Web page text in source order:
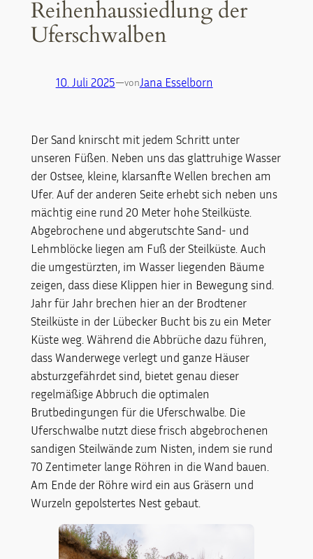
Reihenhaussiedlung der
Uferschwalben
10. Juli 2025—vonJana Esselborn
Der Sand knirscht mit jedem Schritt unter
unseren Füßen. Neben uns das glattruhige Wasser
der Ostsee, kleine, klarsanfte Wellen brechen am
Ufer. Auf der anderen Seite erhebt sich neben uns
mächtig eine rund 20 Meter hohe Steilküste.
Abgebrochene und abgerutschte Sand- und
Lehmblöcke liegen am Fuß der Steilküste. Auch
die umgestürzten, im Wasser liegenden Bäume
zeigen, dass diese Klippen hier in Bewegung sind.
Jahr für Jahr brechen hier an der Brodtener
Steilküste in der Lübecker Bucht bis zu ein Meter
Küste weg. Während die Abbrüche dazu führen,
dass Wanderwege verlegt und ganze Häuser
absturzgefährdet sind, bietet genau dieser
regelmäßige Abbruch die optimalen
Brutbedingungen für die Uferschwalbe. Die
Uferschwalbe nutzt diese frisch abgebrochenen
sandigen Steilwände zum Nisten, indem sie rund
70 Zentimeter lange Röhren in die Wand bauen.
Am Ende der Röhre wird ein aus Gräsern und
Wurzeln gepolstertes Nest gebaut.